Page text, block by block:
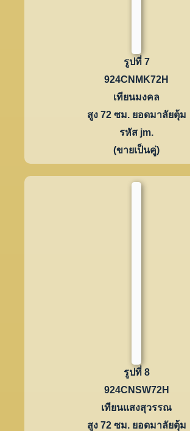
รูปที่ 7
924CNMK72H
เทียนมงคล
สูง 72 ซม. ยอดมาลัยตุ้ม
รหัส jm.
(ขายเป็นคู่)
รูปที่ 8
924CNSW72H
เทียนแสงสุวรรณ
สูง 72 ซม. ยอดมาลัยตุ้ม